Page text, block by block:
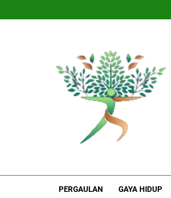
The Valley
PERGAULAN GAYA HIDUP